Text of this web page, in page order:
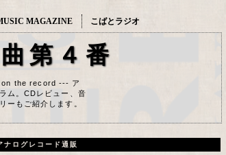
MAGAZINE こばとラジオ
第４番
the record --- ア
ム。CDレビュー、音
ーもご紹介します。
ナログレコード通販